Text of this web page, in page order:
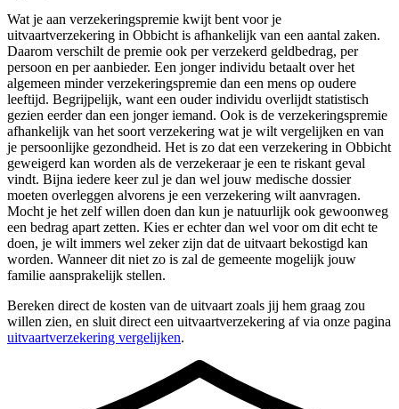
Wat je aan verzekeringspremie kwijt bent voor je
uitvaartverzekering in Obbicht is afhankelijk van een aantal zaken.
Daarom verschilt de premie ook per verzekerd geldbedrag, per
persoon en per aanbieder. Een jonger individu betaalt over het
algemeen minder verzekeringspremie dan een mens op oudere
leeftijd. Begrijpelijk, want een ouder individu overlijdt statistisch
gezien eerder dan een jonger iemand. Ook is de verzekeringspremie
afhankelijk van het soort verzekering wat je wilt vergelijken en van
je persoonlijke gezondheid. Het is zo dat een verzekering in Obbicht
geweigerd kan worden als de verzekeraar je een te riskant geval
vindt. Bijna iedere keer zul je dan wel jouw medische dossier
moeten overleggen alvorens je een verzekering wilt aanvragen.
Mocht je het zelf willen doen dan kun je natuurlijk ook gewoonweg
een bedrag apart zetten. Kies er echter dan wel voor om dit echt te
doen, je wilt immers wel zeker zijn dat de uitvaart bekostigd kan
worden. Wanneer dit niet zo is zal de gemeente mogelijk jouw
familie aansprakelijk stellen.
Bereken direct de kosten van de uitvaart zoals jij hem graag zou
willen zien, en sluit direct een uitvaartverzekering af via onze pagina
uitvaartverzekering vergelijken.